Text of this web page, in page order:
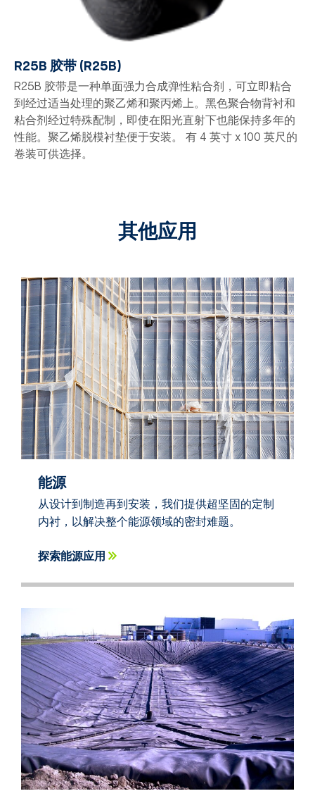
R25B 胶带 (R25B)
R25B 胶带是一种单面强力合成弹性粘合剂，可立即粘合
到经过适当处理的聚乙烯和聚丙烯上。黑色聚合物背衬和
粘合剂经过特殊配制，即使在阳光直射下也能保持多年的
性能。聚乙烯脱模衬垫便于安装。 有 4 英寸 x 100 英尺的
卷装可供选择。
其他应用
能源
从设计到制造再到安装，我们提供超坚固的定制
内衬，以解决整个能源领域的密封难题。
探索能源应用